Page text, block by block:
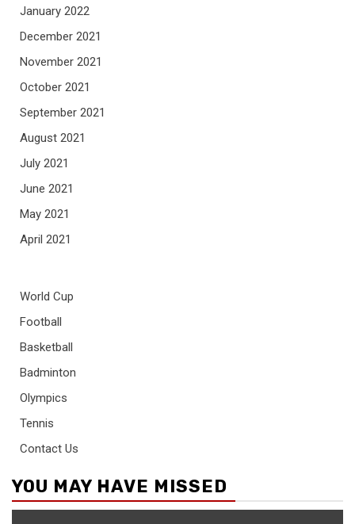
January 2022
December 2021
November 2021
October 2021
September 2021
August 2021
July 2021
June 2021
May 2021
April 2021
World Cup
Football
Basketball
Badminton
Olympics
Tennis
Contact Us
YOU MAY HAVE MISSED